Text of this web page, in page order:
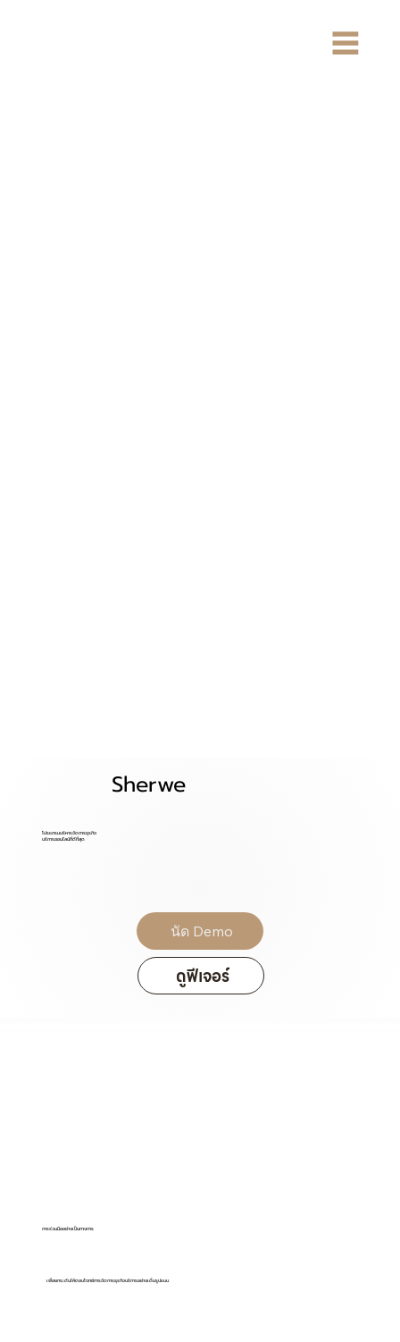
Sherwe
โปรแกรมบริหารจัดการธุรกิจ
บริการออนไลน์ที่ดีที่สุด
นัด Demo
ดูฟีเจอร์
การร่วมมืออย่างเป็นทางการ
เพื่อยกระดับให้ตอบโจทย์การจัดการธุรกิจบริการอย่างเต็มรูปแบบ